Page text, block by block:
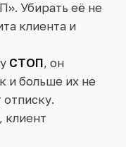
Убирать её не
клиента и
СТОП, он
и больше их не
клиент